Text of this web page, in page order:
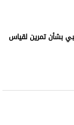
بشأن تمرين لقياس